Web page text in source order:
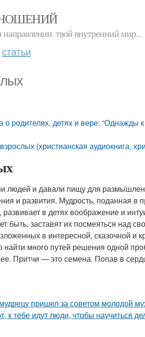
твой внутренний мир...
статьи
о родителях, детях и вере: “Однажды
(христианская аудиокнига,
людей и давали пищу для
и развития. Мудрость, поданная в
в детях воображение и
быть, заставят их посмеяться над
в интересной, сказочной и
найти много путей решения одной
Притчи — это семена. Попав в
пришел за советом молодой
к тебе идут люди, чтобы научиться